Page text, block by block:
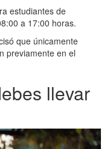
estudiantes de
a 17:00 horas.
que únicamente
previamente en el
llevar